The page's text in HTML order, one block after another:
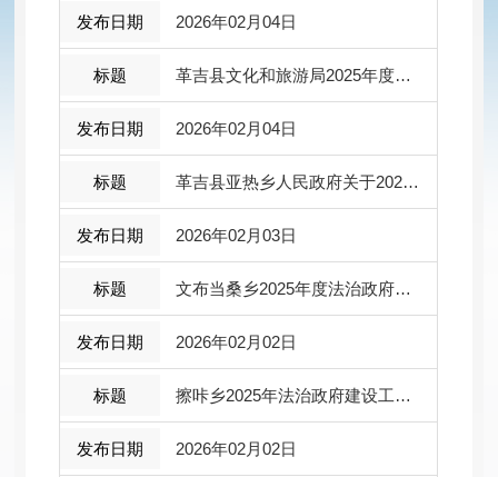
2026年02月04日
革吉县文化和旅游局2025年度法治政府建设工作总结
2026年02月04日
革吉县亚热乡人民政府关于2025年度法治政府建设情况的年度报告
2026年02月03日
文布当桑乡2025年度法治政府建设工作报告
2026年02月02日
擦咔乡2025年法治政府建设工作总结
2026年02月02日